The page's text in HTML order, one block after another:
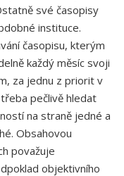
své časopisy
instituce.
časopisu, kterým
každý měsíc svoji
za jednu z priorit v
pečlivě hledat
na straně jedné a
Obsahovou
považuje
objektivního